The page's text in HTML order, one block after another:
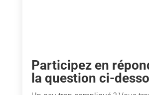
Participez en
la question ci-